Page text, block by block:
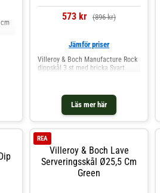
573 kr (896 kr)
Läs mer här
Jämför priser
Villeroy & Boch Manufacture Rock
dippskål 3 st med bricka Svart
Villeroy & Boch Lave
Serveringsskål Ø25,5 Cm
Green
REA